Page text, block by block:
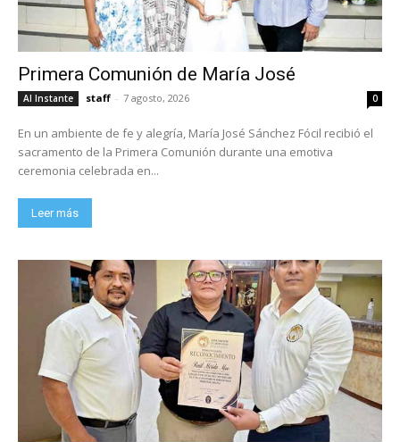
Primera Comunión de María José
Al Instante staff - 7 agosto, 2026 0
En un ambiente de fe y alegría, María José Sánchez Fócil recibió el
sacramento de la Primera Comunión durante una emotiva
ceremonia celebrada en...
Leer más